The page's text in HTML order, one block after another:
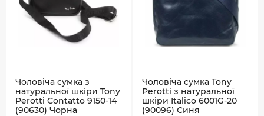
Чоловіча сумка з
натуральної шкіри Tony
Perotti Contatto 9150-14
(90630) Чорна
Чоловіча сумка Tony
Perotti з натуральної
шкіри Italico 6001G-20
(90096) Синя